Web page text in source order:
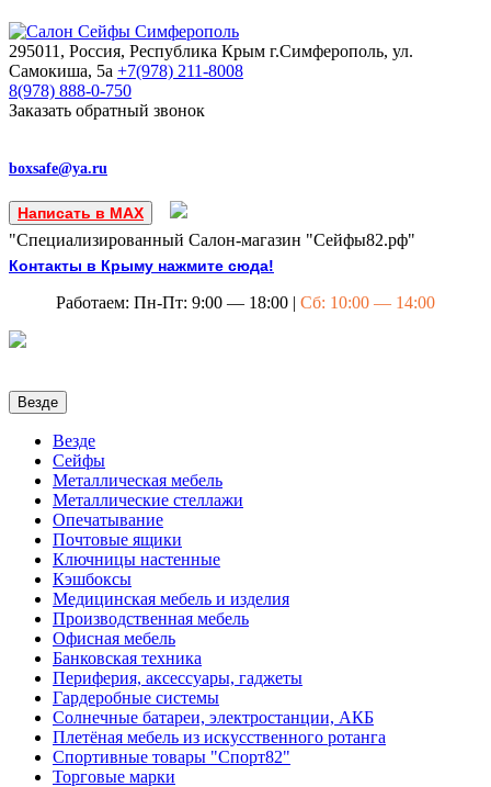
295011, Россия, Республика Крым г.Симферополь, ул.
Самокиша, 5а +7(978) 211-8008
8(978) 888-0-750
Заказать обратный звонок
boxsafe@ya.ru
Написать в MAX
"Специализированный Салон-магазин "Сейфы82.рф"
Контакты в Крыму нажмите сюда!
Работаем: Пн-Пт: 9:00 — 18:00 | Сб: 10:00 — 14:00
Везде
Везде
Сейфы
Металлическая мебель
Металлические стеллажи
Опечатывание
Почтовые ящики
Ключницы настенные
Кэшбоксы
Медицинская мебель и изделия
Производственная мебель
Офисная мебель
Банковская техника
Периферия, аксессуары, гаджеты
Гардеробные системы
Солнечные батареи, электростанции, АКБ
Плетёная мебель из искусственного ротанга
Спортивные товары "Спорт82"
Торговые марки